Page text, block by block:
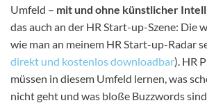
Umfeld – mit und ohne künstlicher
das auch an der HR Start-up-Szene: Die
wie man an meinem HR Start-up-Radar
direkt und kostenlos downloadbar). HR
müssen in diesem Umfeld lernen, was
nicht geht und was bloße Buzzwords